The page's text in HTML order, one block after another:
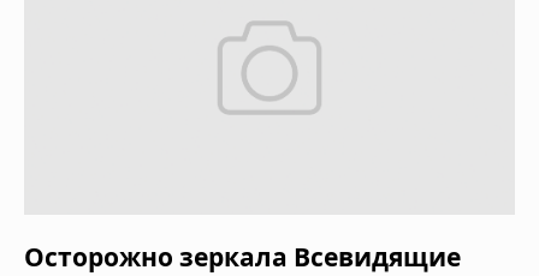
Осторожно зеркала Всевидящие